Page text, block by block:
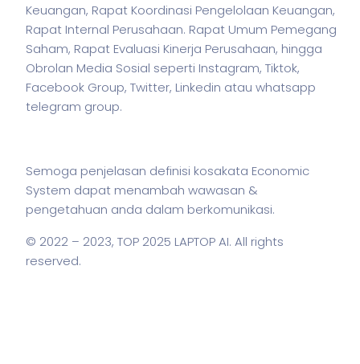
Keuangan, Rapat Koordinasi Pengelolaan Keuangan,
Rapat Internal Perusahaan. Rapat Umum Pemegang
Saham, Rapat Evaluasi Kinerja Perusahaan, hingga
Obrolan Media Sosial seperti Instagram, Tiktok,
Facebook Group, Twitter, Linkedin atau whatsapp
telegram group.
Semoga penjelasan definisi kosakata Economic
System dapat menambah wawasan &
pengetahuan anda dalam berkomunikasi.
© 2022 – 2023, TOP 2025 LAPTOP AI. All rights
reserved.